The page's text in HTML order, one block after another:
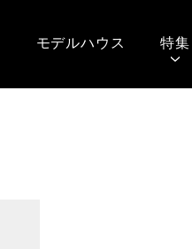
モデルハウス 特集